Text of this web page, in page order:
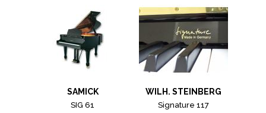
SAMICK
SIG 61
WILH. STEINBERG
Signature 117